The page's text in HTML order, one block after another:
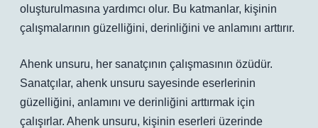
oluşturulmasına yardımcı olur. Bu katmanlar, kişinin
çalışmalarının güzelliğini, derinliğini ve anlamını arttırır.
Ahenk unsuru, her sanatçının çalışmasının özüdür.
Sanatçılar, ahenk unsuru sayesinde eserlerinin
güzelliğini, anlamını ve derinliğini arttırmak için
çalışırlar. Ahenk unsuru, kişinin eserleri üzerinde